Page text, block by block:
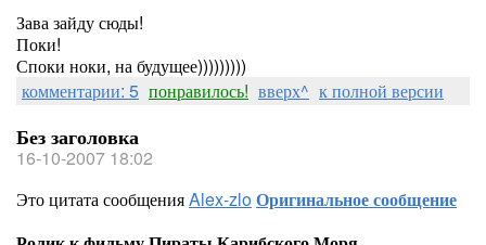
Зава зайду сюды!
Поки!
Споки ноки, на будущее)))))))))
комментарии: 5 понравилось! вверх^ к полной версии
Без заголовка
16-10-2007 18:02
Это цитата сообщенияAlex-zloОригинальное сообщение